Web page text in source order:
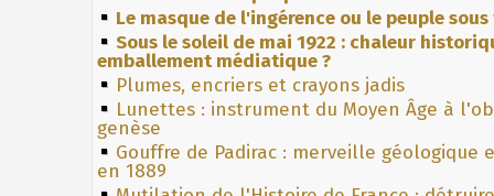
Le masque de l'ingérence ou le peuple
Sous le soleil de mai 1922 : chaleur
emballement médiatique ?
Plumes, encriers et crayons jadis
Lunettes : instrument du Moyen Âge à
genèse
Gouffre de Padirac : merveille géologique
en 1889